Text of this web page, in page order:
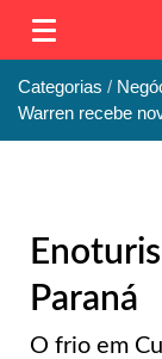
Categorias
Warren recebe
Paraná
O frio em